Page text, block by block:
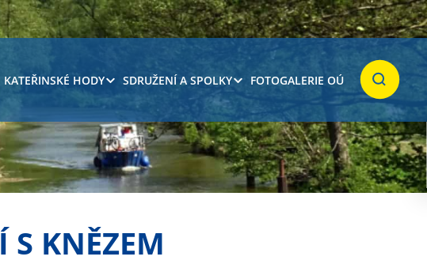
KATEŘINSKÉ HODY SDRUŽENÍ A SPOLKY FOTOGALERIE OÚ
Hledat
KNĚZEM